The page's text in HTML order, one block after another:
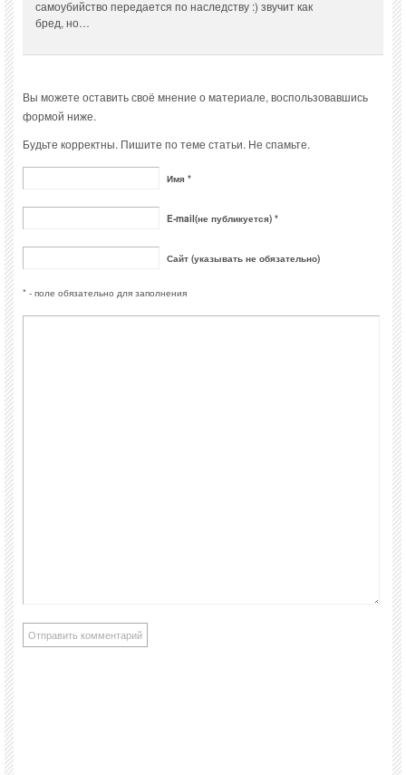
самоубийство передается по наследству :) звучит как
бред, но…
Вы можете оставить своё мнение о материале, воспользовавшись
формой ниже.
Будьте корректны. Пишите по теме статьи. Не спамьте.
Имя *
E-mail(не публикуется) *
Сайт (указывать не обязательно)
* - поле обязательно для заполнения